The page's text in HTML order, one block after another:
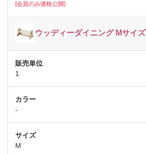
[会員のみ価格公開]
ウッディーダイニング Mサイズ
1
-
M